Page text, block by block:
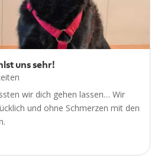
uns sehr!
wir dich gehen lassen… Wir
und ohne Schmerzen mit den